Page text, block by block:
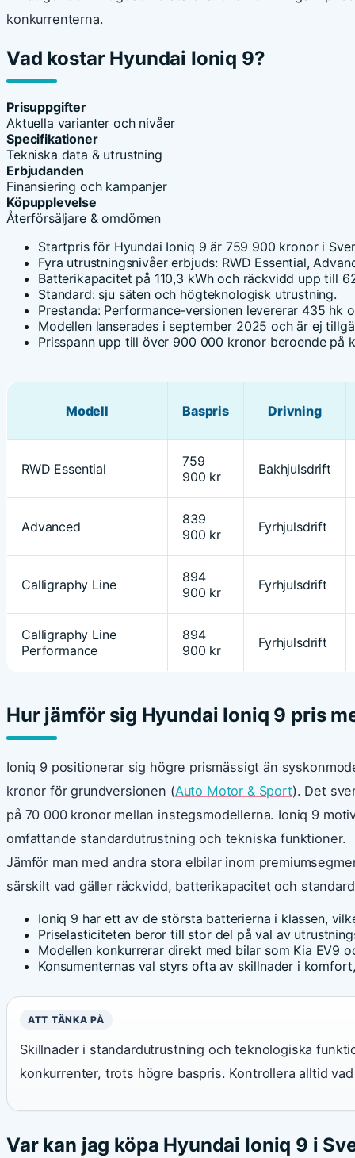
konkurrenterna.
Vad kostar Hyundai Ioniq 9?
Prisuppgifter
Aktuella varianter och nivåer
Specifikationer
Tekniska data & utrustning
Erbjudanden
Finansiering och kampanjer
Köpupplevelse
Återförsäljare & omdömen
Startpris för Hyundai Ioniq 9 är 759 900 kronor i
Fyra utrustningsnivåer erbjuds: RWD Essential,
Batterikapacitet på 110,3 kWh och räckvidd upp till
Standard: sju säten och högteknologisk utrustning.
Prestanda: Performance-versionen levererar 435 hk
Modellen lanserades i september 2025 och är ej
Prisspann upp till över 900 000 kronor beroende på
Modell Baspris Drivning
RWD Essential
759
900 kr
Bakhjulsdrift
Advanced
839
900 kr
Fyrhjulsdrift
Calligraphy Line
894
900 kr
Fyrhjulsdrift
Calligraphy Line
Performance
894
900 kr
Fyrhjulsdrift
Hur jämför sig Hyundai Ioniq 9 pris
Ioniq 9 positionerar sig högre prismässigt än
kronor för grundversionen (Auto Motor & Sport). Det
på 70 000 kronor mellan instegsmodellerna. Ioniq 9
omfattande standardutrustning och tekniska funktioner.
Jämför man med andra stora elbilar inom
särskilt vad gäller räckvidd, batterikapacitet och
Ioniq 9 har ett av de största batterierna i klassen,
Priselasticiteten beror till stor del på val av
Modellen konkurrerar direkt med bilar som Kia EV9
Konsumenternas val styrs ofta av skillnader i
ATT TÄNKA PÅ
Skillnader i standardutrustning och teknologiska
konkurrenter, trots högre baspris. Kontrollera alltid
Var kan jag köpa Hyundai Ioniq 9 i